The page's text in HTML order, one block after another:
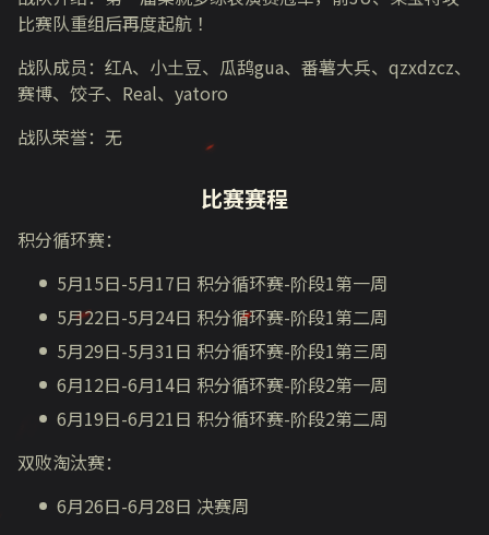
比赛队重组后再度起航 ！
战队成员：红A、小土豆、瓜鸹gua、番薯大兵、 qzxdzcz、
赛博、饺子、 Real、 yatoro
战队荣誉：无
比赛赛程
积分循环赛：
5月15日-5月17日 积分循环赛-阶段1第一周
5月22日-5月24日 积分循环赛-阶段1第二周
5月29日-5月31日 积分循环赛-阶段1第三周
6月12日-6月14日 积分循环赛-阶段2第一周
6月19日-6月21日 积分循环赛-阶段2第二周
双败淘汰赛：
6月26日-6月28日 决赛周